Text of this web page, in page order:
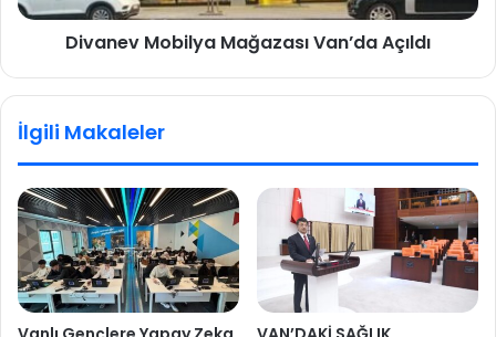
Divanev Mobilya Mağazası Van’da Açıldı
İlgili Makaleler